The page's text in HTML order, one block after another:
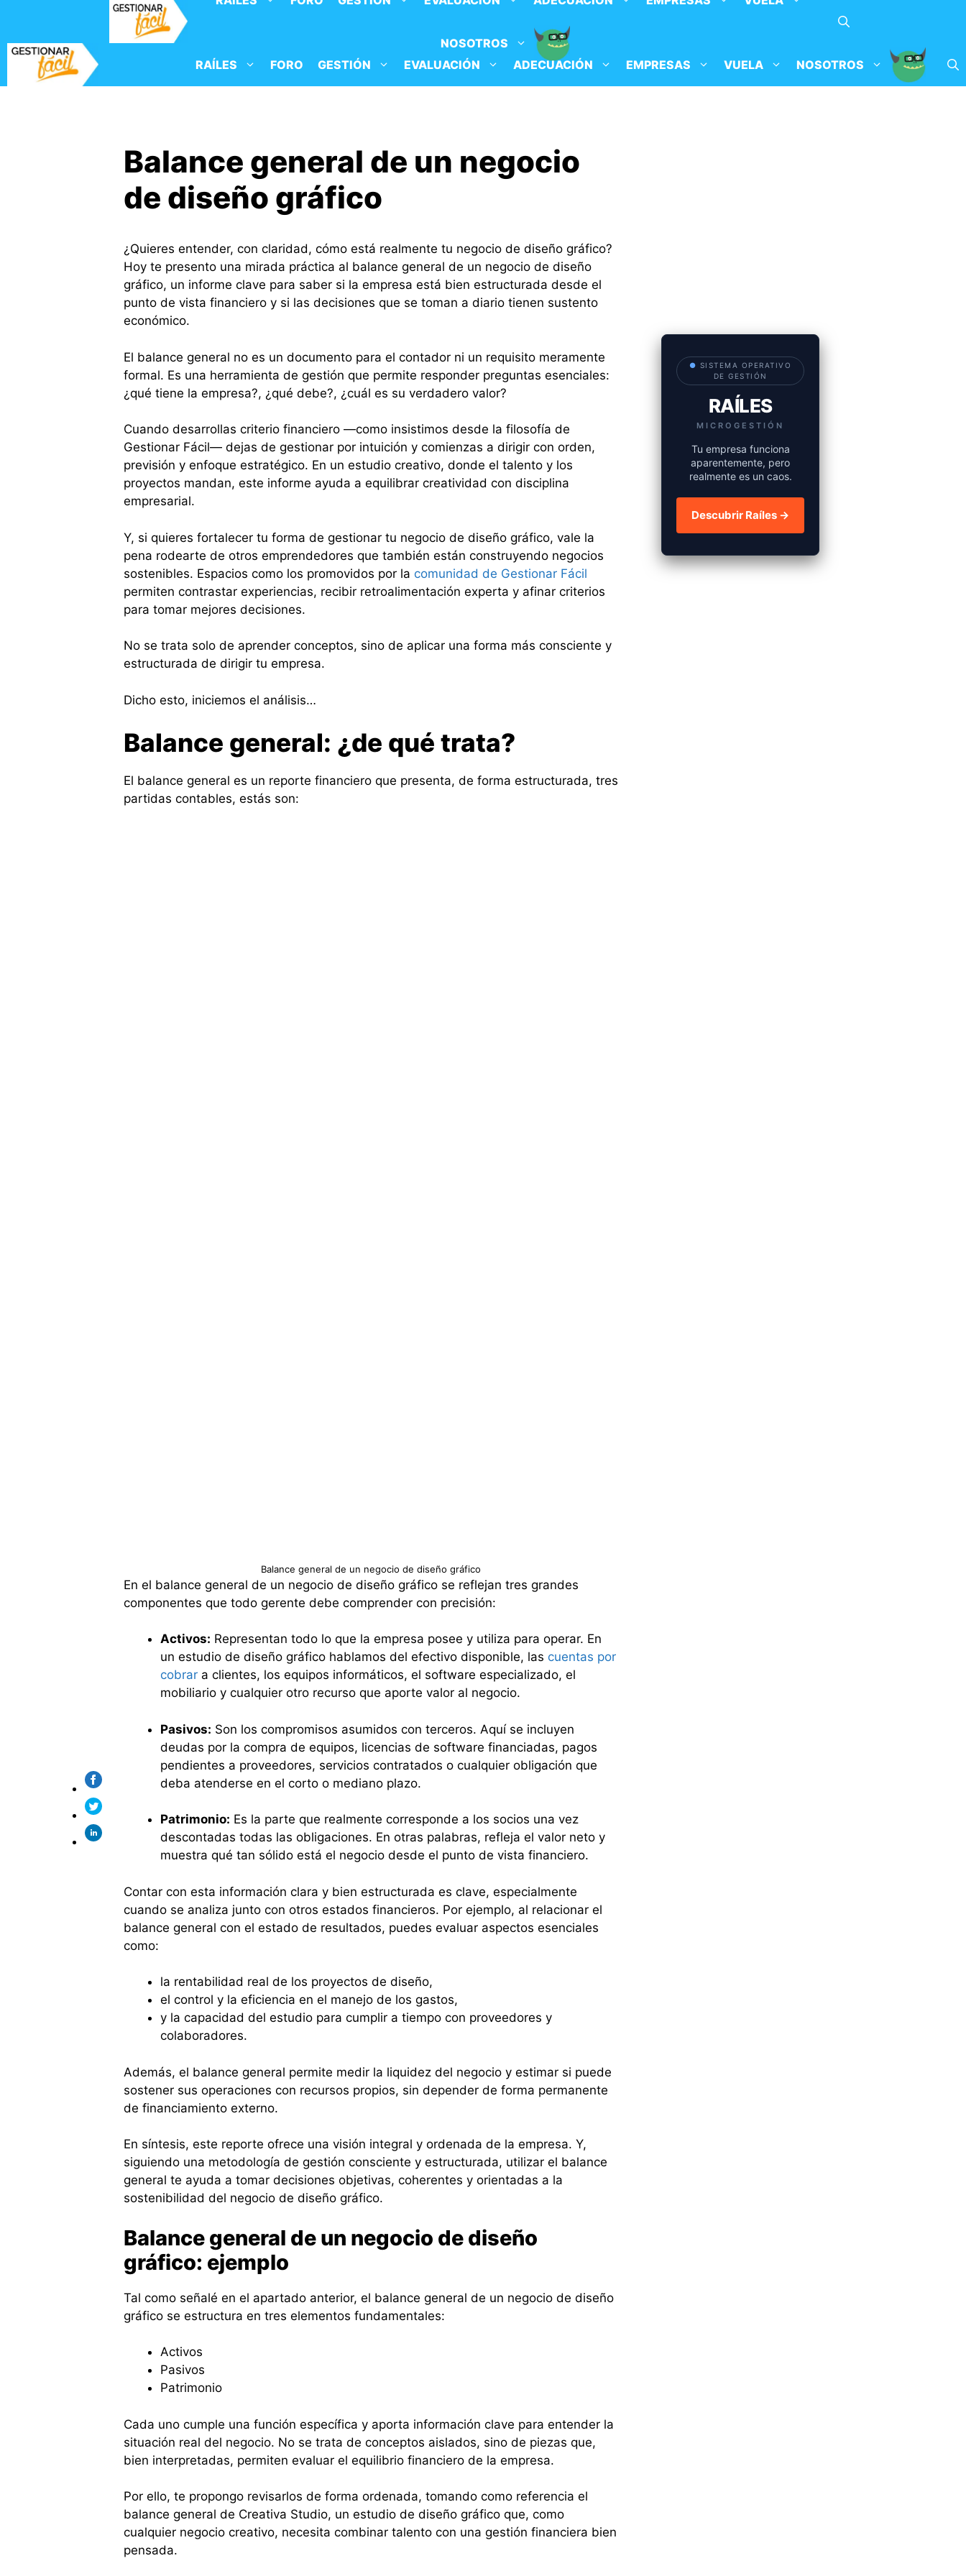
contenido
NOSOTROS
RAÍLES
FORO GESTIÓN EVALUACIÓN ADECUACIÓN EMPRESAS VUELA NOSOTROS
Balance general de un negocio
de diseño gráfico
¿Quieres entender, con claridad, cómo está realmente tu negocio de diseño gráfico?
Hoy te presento una mirada práctica al balance general de un negocio de diseño
gráfico, un informe clave para saber si la empresa está bien estructurada desde el
punto de vista financiero y si las decisiones que se toman a diario tienen sustento
económico.
El balance general no es un documento para el contador ni un requisito meramente
formal. Es una herramienta de gestión que permite responder preguntas esenciales:
¿qué tiene la empresa?, ¿qué debe?, ¿cuál es su verdadero valor?
Cuando desarrollas criterio financiero —como insistimos desde la filosofía de
Gestionar Fácil— dejas de gestionar por intuición y comienzas a dirigir con orden,
previsión y enfoque estratégico. En un estudio creativo, donde el talento y los
proyectos mandan, este informe ayuda a equilibrar creatividad con disciplina
empresarial.
Y, si quieres fortalecer tu forma de gestionar tu negocio de diseño gráfico, vale la
pena rodearte de otros emprendedores que también están construyendo negocios
sostenibles. Espacios como los promovidos por la comunidad de Gestionar Fácil
permiten contrastar experiencias, recibir retroalimentación experta y afinar criterios
para tomar mejores decisiones.
No se trata solo de aprender conceptos, sino de aplicar una forma más consciente y
estructurada de dirigir tu empresa.
Dicho esto, iniciemos el análisis…
Balance general: ¿de qué trata?
El balance general es un reporte financiero que presenta, de forma estructurada, tres
partidas contables, estás son:
Balance general de un negocio de diseño gráfico
En el balance general de un negocio de diseño gráfico se reflejan tres grandes
componentes que todo gerente debe comprender con precisión:
Activos: Representan todo lo que la empresa posee y utiliza para operar. En
un estudio de diseño gráfico hablamos del efectivo disponible, las cuentas por
cobrar a clientes, los equipos informáticos, el software especializado, el
mobiliario y cualquier otro recurso que aporte valor al negocio.
Pasivos: Son los compromisos asumidos con terceros. Aquí se incluyen
deudas por la compra de equipos, licencias de software financiadas, pagos
pendientes a proveedores, servicios contratados o cualquier obligación que
deba atenderse en el corto o mediano plazo.
Patrimonio: Es la parte que realmente corresponde a los socios una vez
descontadas todas las obligaciones. En otras palabras, refleja el valor neto y
muestra qué tan sólido está el negocio desde el punto de vista financiero.
Contar con esta información clara y bien estructurada es clave, especialmente
cuando se analiza junto con otros estados financieros. Por ejemplo, al relacionar el
balance general con el estado de resultados, puedes evaluar aspectos esenciales
como:
la rentabilidad real de los proyectos de diseño,
el control y la eficiencia en el manejo de los gastos,
y la capacidad del estudio para cumplir a tiempo con proveedores y
colaboradores.
Además, el balance general permite medir la liquidez del negocio y estimar si puede
sostener sus operaciones con recursos propios, sin depender de forma permanente
de financiamiento externo.
En síntesis, este reporte ofrece una visión integral y ordenada de la empresa. Y,
siguiendo una metodología de gestión consciente y estructurada, utilizar el balance
general te ayuda a tomar decisiones objetivas, coherentes y orientadas a la
sostenibilidad del negocio de diseño gráfico.
Balance general de un negocio de diseño
gráfico: ejemplo
Tal como señalé en el apartado anterior, el balance general de un negocio de diseño
gráfico se estructura en tres elementos fundamentales:
Activos
Pasivos
Patrimonio
Cada uno cumple una función específica y aporta información clave para entender la
situación real del negocio. No se trata de conceptos aislados, sino de piezas que,
bien interpretadas, permiten evaluar el equilibrio financiero de la empresa.
Por ello, te propongo revisarlos de forma ordenada, tomando como referencia el
balance general de Creativa Studio, un estudio de diseño gráfico que, como
cualquier negocio creativo, necesita combinar talento con una gestión financiera bien
pensada.
● SISTEMA OPERATIVO
DE GESTIÓN
RAÍLES
MICROGESTIÓN
Tu empresa funciona
aparentemente, pero
realmente es un caos.
Descubrir Raíles →